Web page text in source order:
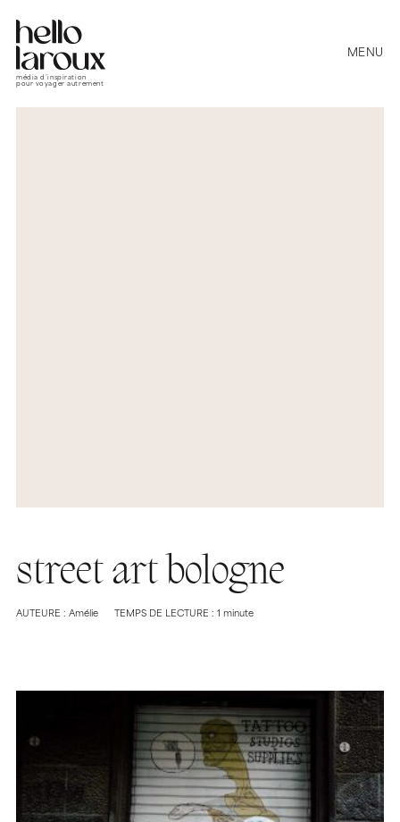
média d’inspiration
pour voyager autrement
MENU
street art bologne
AUTEURE : Amélie TEMPS DE LECTURE : 1 minute